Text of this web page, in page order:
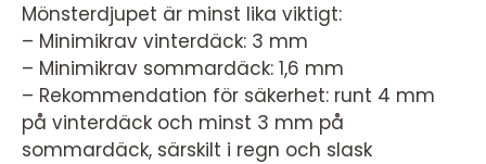
Mönsterdjupet är minst lika viktigt:
– Minimikrav vinterdäck: 3 mm
– Minimikrav sommardäck: 1,6 mm
– Rekommendation för säkerhet: runt 4 mm
på vinterdäck och minst 3 mm på
sommardäck, särskilt i regn och slask